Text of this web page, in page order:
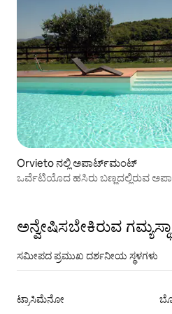
Orvieto ನಲ್ಲಿ ಅಪಾರ್ಟ್‌ಮಂಟ್
ಒರ್ವೆಟಿಯೊದ ಹಸಿರು ಬಣ್ಣದಲ್ಲಿರುವ
ಅನ್ವೇಷಿಸಬೇಕಿರುವ
ಸಮೀಪದ ಪ್ರಮುಖ ದರ್ಶನೀಯ ಸ್ಥಳಗಳು
ಟ್ರಾಸಿಮೆನೋ